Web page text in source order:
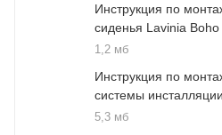
Инструкция по
сиденья Lavinia Boho
1,2 мб
Инструкция по
системы инсталляции
5,3 мб